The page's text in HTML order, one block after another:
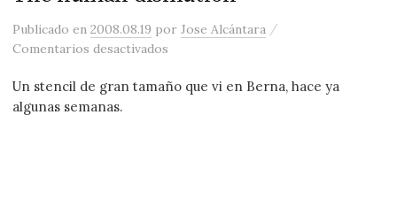
Publicadoen2008.08.19 porJose Alcántara /
Comentarios desactivados
Un stencil de gran tamaño que vi en Berna, hace ya
algunas semanas.